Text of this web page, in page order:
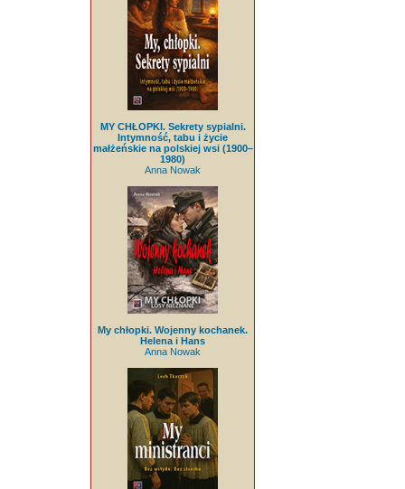
MY CHŁOPKI. Sekrety sypialni.
Intymność, tabu i życie
małżeńskie na polskiej wsi (1900–
1980)
Anna Nowak
My chłopki. Wojenny kochanek.
Helena i Hans
Anna Nowak